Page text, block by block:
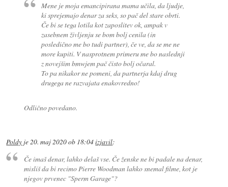
Mene je moja emancipirana mama učila, da ljudje,
ki sprejemajo denar za seks, so pač del stare obrti.
Če bi se tega lotila kot zaposlitev ok, ampak v
zasebnem življenju se bom bolj cenila (in
posledično me bo tudi partner), če ve, da se me ne
more kupiti. V nasprotnem primeru me bo naslednji
z novejšim bmwjem pač čisto bolj očaral.
To pa nikakor ne pomeni, da partnerja kdaj drug
drugega ne razvajata enakovredno!
Odlično povedano.
Poldy je20. maj 2020 ob 18:04izjavil:
Če imaš denar, lahko delaš vse. Če ženske ne bi padale na denar,
misliš da bi recimo Pierre Woodman lahko snemal filme, kot je
njegov prvenec "Sperm Garage"?